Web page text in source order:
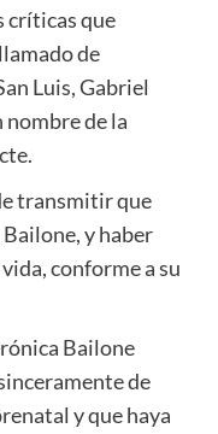
críticas que
de
Luis, Gabriel
de la
transmitir que
y haber
conforme a su
Bailone
de
y que haya